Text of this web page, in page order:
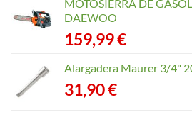
MOTOSIERRA DE
DAEWOO
159,99€
Alargadera Maurer 3/4"
31,90€